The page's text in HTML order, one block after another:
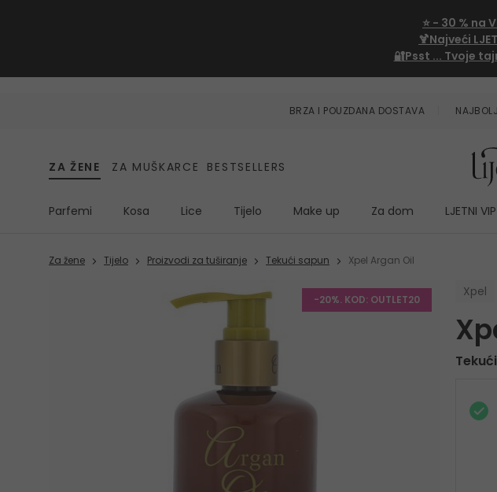
⭐ - 30 % na
🍹Najveći
🔐Psst ... Tvoje
BRZA I POUZDANA DOSTAVA
ZA ŽENE ZA MUŠKARCE BESTSELLERS
Parfemi Kosa Lice Tijelo Make up Za dom LJETNI VIP
Za žene Tijelo Proizvodi za tuširanje Tekući sapun Xpel Argan Oil
-20%. KOD: OUTLET20
Xpel